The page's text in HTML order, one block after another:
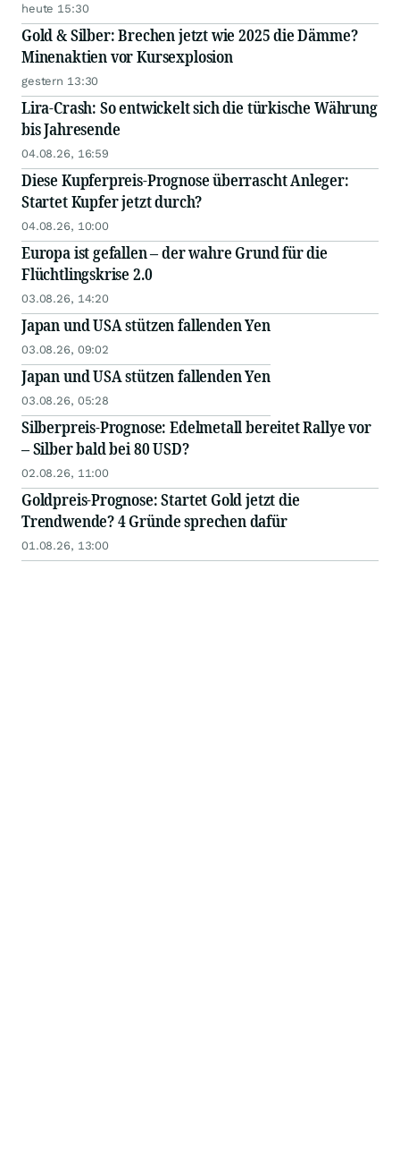
heute 15:30
Gold & Silber: Brechen jetzt wie 2025 die Dämme?
Minenaktien vor Kursexplosion
gestern 13:30
Lira-Crash: So entwickelt sich die türkische Währung
bis Jahresende
04.08.26, 16:59
Diese Kupferpreis-Prognose überrascht Anleger:
Startet Kupfer jetzt durch?
04.08.26, 10:00
Europa ist gefallen – der wahre Grund für die
Flüchtlingskrise 2.0
03.08.26, 14:20
Japan und USA stützen fallenden Yen
03.08.26, 09:02
Japan und USA stützen fallenden Yen
03.08.26, 05:28
Silberpreis-Prognose: Edelmetall bereitet Rallye vor
– Silber bald bei 80 USD?
02.08.26, 11:00
Goldpreis-Prognose: Startet Gold jetzt die
Trendwende? 4 Gründe sprechen dafür
01.08.26, 13:00